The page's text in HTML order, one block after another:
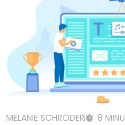
MELANIE SCHRÖDER 8